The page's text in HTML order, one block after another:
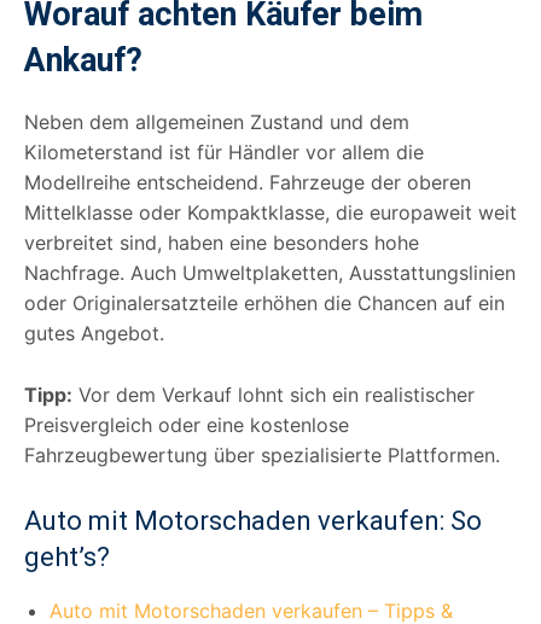
Worauf achten Käufer beim
Ankauf?
Neben dem allgemeinen Zustand und dem
Kilometerstand ist für Händler vor allem die
Modellreihe entscheidend. Fahrzeuge der oberen
Mittelklasse oder Kompaktklasse, die europaweit weit
verbreitet sind, haben eine besonders hohe
Nachfrage. Auch Umweltplaketten, Ausstattungslinien
oder Originalersatzteile erhöhen die Chancen auf ein
gutes Angebot.
Tipp: Vor dem Verkauf lohnt sich ein realistischer
Preisvergleich oder eine kostenlose
Fahrzeugbewertung über spezialisierte Plattformen.
Auto mit Motorschaden verkaufen: So
geht’s?
Auto mit Motorschaden verkaufen – Tipps &